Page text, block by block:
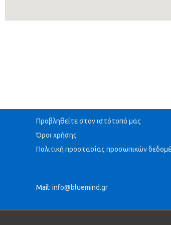
Προβληθείτε στον ιστότοπό μας
Όροι χρήσης
Πολιτική προστασίας προσωπικών
Mail: info@bluemind.gr